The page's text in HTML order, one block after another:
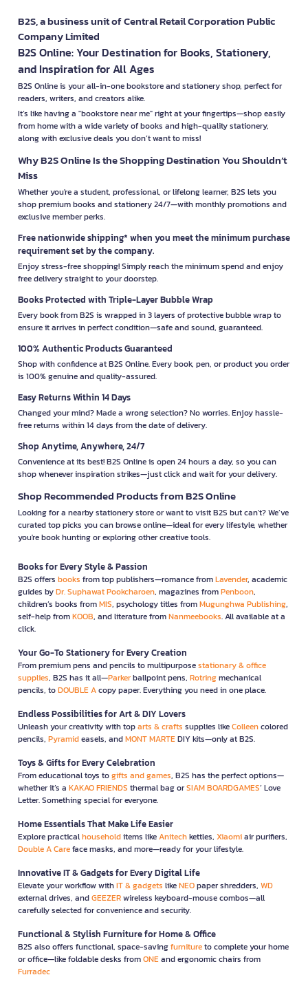
B2S, a business unit of Central Retail Corporation Public
Company Limited
B2S Online: Your Destination for Books, Stationery,
and Inspiration for All Ages
B2S Online is your all-in-one bookstore and stationery shop, perfect for
readers, writers, and creators alike.
It’s like having a "bookstore near me" right at your fingertips—shop easily
from home with a wide variety of books and high-quality stationery,
along with exclusive deals you don’t want to miss!
Why B2S Online Is the Shopping Destination You Shouldn’t
Miss
Whether you're a student, professional, or lifelong learner, B2S lets you
shop premium books and stationery 24/7—with monthly promotions and
exclusive member perks.
Free nationwide shipping* when you meet the minimum purchase
requirement set by the company.
Enjoy stress-free shopping! Simply reach the minimum spend and enjoy
free delivery straight to your doorstep.
Books Protected with Triple-Layer Bubble Wrap
Every book from B2S is wrapped in 3 layers of protective bubble wrap to
ensure it arrives in perfect condition—safe and sound, guaranteed.
100% Authentic Products Guaranteed
Shop with confidence at B2S Online. Every book, pen, or product you order
is 100% genuine and quality-assured.
Easy Returns Within 14 Days
Changed your mind? Made a wrong selection? No worries. Enjoy hassle-
free returns within 14 days from the date of delivery.
Shop Anytime, Anywhere, 24/7
Convenience at its best! B2S Online is open 24 hours a day, so you can
shop whenever inspiration strikes—just click and wait for your delivery.
Shop Recommended Products from B2S Online
Looking for a nearby stationery store or want to visit B2S but can't? We’ve
curated top picks you can browse online—ideal for every lifestyle, whether
you're book hunting or exploring other creative tools.
Books for Every Style & Passion
B2S offers books from top publishers—romance fromLavender, academic
guides byDr. Suphawat Pookcharoen, magazines fromPenboon,
children’s books fromMIS, psychology titles fromMugunghwa Publishing,
self-help fromKOOB, and literature fromNanmeebooks. All available at a
click.
Your Go-To Stationery for Every Creation
From premium pens and pencils to multipurposestationary & office
supplies, B2S has it all—Parkerballpoint pens, Rotringmechanical
pencils, toDOUBLE Acopy paper. Everything you need in one place.
Endless Possibilities for Art & DIY Lovers
Unleash your creativity with toparts & crafts supplies likeColleencolored
pencils, Pyramideasels, andMONT MARTEDIY kits—only at B2S.
Toys & Gifts for Every Celebration
From educational toys togifts and games, B2S has the perfect options—
whether it’s a KAKAO FRIENDS thermal bag orSIAM BOARDGAMES’ Love
Letter. Something special for everyone.
Home Essentials That Make Life Easier
Explore practicalhouseholditems likeAnitechkettles, Xiaomiair purifiers,
Double A Careface masks, and more—ready for your lifestyle.
Innovative IT & Gadgets for Every Digital Life
Elevate your workflow withIT & gadgets likeNEOpaper shredders, WD
external drives, andGEEZERwireless keyboard-mouse combos—all
carefully selected for convenience and security.
Functional & Stylish Furniture for Home & Office
B2S also offers functional, space-savingfurnitureto complete your home
or office—like foldable desks fromONEand ergonomic chairs from
Furradec